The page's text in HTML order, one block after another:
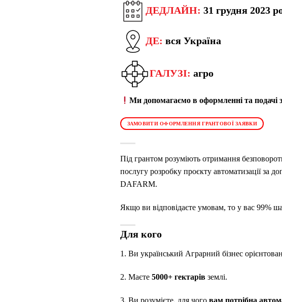
ДЕДЛАЙН: 31 грудня 2023
ДЕ: вся Україна
ГАЛУЗІ: агро
Ми допомагаємо в оформленні та подачі
ЗАМОВИТИ ОФОРМЛЕННЯ ГРАНТОВОЇ ЗАЯВКИ
Під грантом розуміють отримання
послугу розробку проєкту автоматизації за
DAFARM.
Якщо ви відповідаєте умовам, то у вас 99%
Для кого
1. Ви український Аграрний бізнес
2. Маєте 5000+ гектарів землі.
3. Ви розумієте, для чого вам потрібна